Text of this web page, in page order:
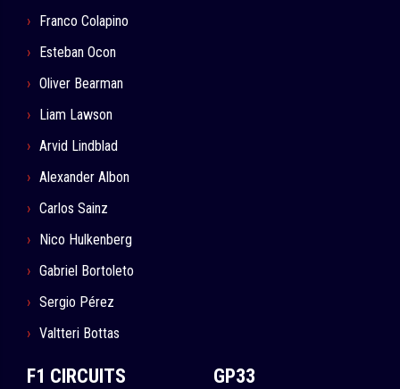
Franco Colapino
Esteban Ocon
Oliver Bearman
Liam Lawson
Arvid Lindblad
Alexander Albon
Carlos Sainz
Nico Hulkenberg
Gabriel Bortoleto
Sergio Pérez
Valtteri Bottas
F1 CIRCUITS GP33